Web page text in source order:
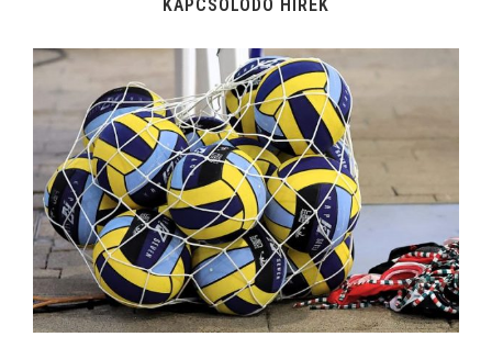
KAPCSOLÓDÓ HÍREK